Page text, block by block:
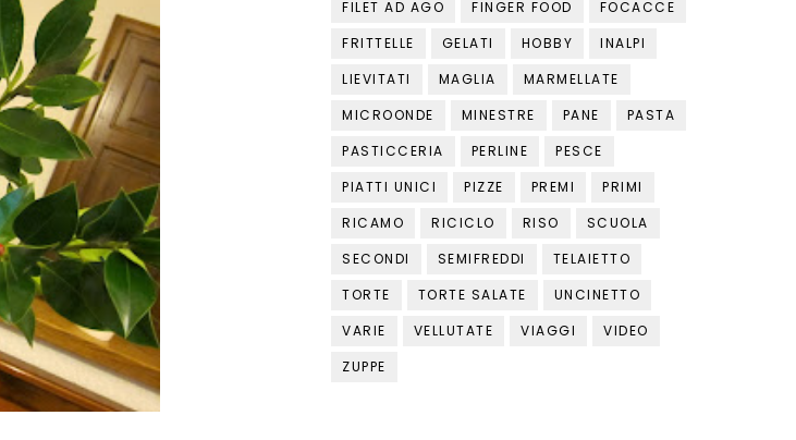
FILET AD AGO
FINGER FOOD
FOCACCE
FRITTELLE
GELATI HOBBY
INALPI
LIEVITATI
MAGLIA
MARMELLATE
MICROONDE
MINESTRE PANE
PASTA
PASTICCERIA
PERLINE
PESCE
PIATTI UNICI
PIZZE PREMI
PRIMI
RICAMO
RICICLO RISO
SCUOLA
SECONDI
SEMIFREDDI
TELAIETTO
TORTE
TORTE SALATE
UNCINETTO
VARIE
VELLUTATE VIAGGI
VIDEO
ZUPPE